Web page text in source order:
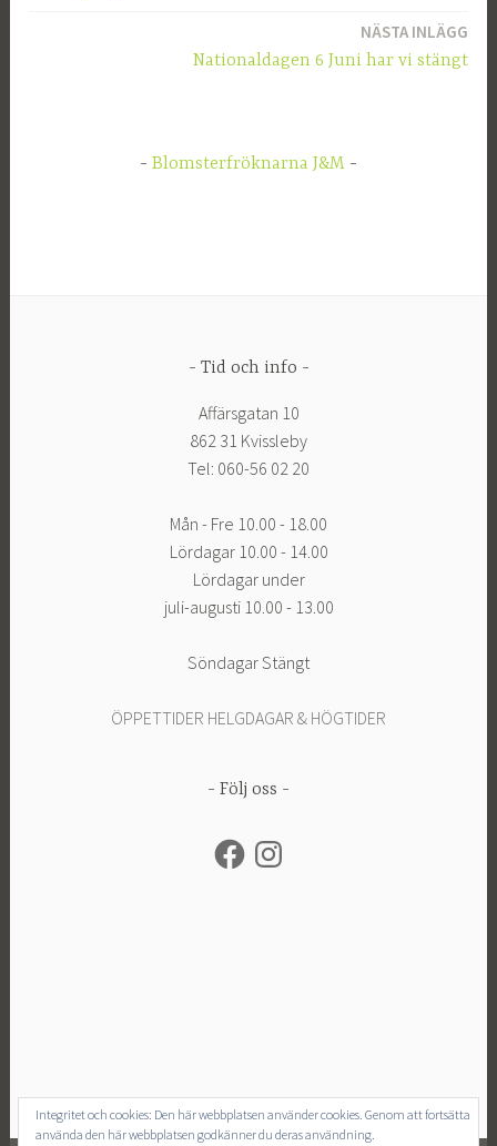
NÄSTA INLÄGG
Nationaldagen 6 Juni har vi stängt
Blomsterfröknarna J&M
Tid och info
Affärsgatan 10
862 31 Kvissleby
Tel: 060-56 02 20
Mån - Fre 10.00 - 18.00
Lördagar 10.00 - 14.00
Lördagar under
juli-augusti 10.00 - 13.00
Söndagar Stängt
ÖPPETTIDER HELGDAGAR & HÖGTIDER
Följ oss
FacebookInstagram
Integritet och cookies: Den här webbplatsen använder cookies. Genom att fortsätta
använda den här webbplatsen godkänner du deras användning.